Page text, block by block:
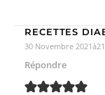
RECETTES
30 Novembre
Répondre